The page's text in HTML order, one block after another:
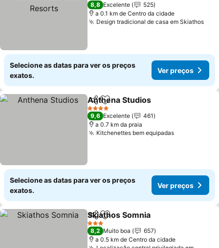
8,8 Excelente
525
a 0.1 km de Centro da cidade
Design tradicional de casa em Skiathos
Selecione as datas para ver os preços
exatos.
Ver preços
PartilharAdicionar aos favoritos
Anthena Studios
4 Estrelas
9,6 Excelente
461
a 0.7 km da praia
Kitchenettes bem equipadas
Selecione as datas para ver os preços
exatos.
Ver preços
PartilharAdicionar aos favoritos
Skiathos Somnia
3 Estrelas
8,2 Muito boa
657
a 0.5 km de Centro da cidade